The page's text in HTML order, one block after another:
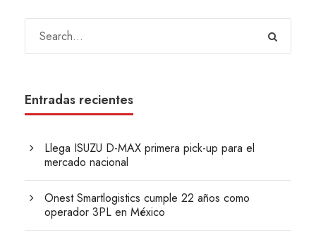
Entradas recientes
Llega ISUZU D-MAX primera pick-up para el
mercado nacional
Onest Smartlogistics cumple 22 años como
operador 3PL en México